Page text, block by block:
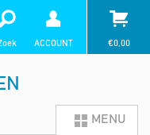
ACCOUNT €0,00
MENU